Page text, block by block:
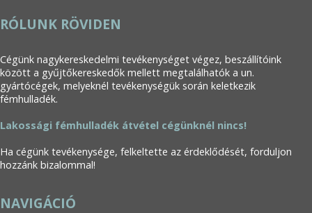
RÓLUNK RÖVIDEN
Cégünk nagykereskedelmi tevékenységet végez, beszállítóink
között a gyűjtőkereskedők mellett megtalálhatók a un.
gyártócégek, melyeknél tevékenységük során keletkezik
fémhulladék.
Lakossági fémhulladék átvétel cégünknél nincs!
Ha cégünk tevékenysége, felkeltette az érdeklődését, forduljon
hozzánk bizalommal!
NAVIGÁCIÓ